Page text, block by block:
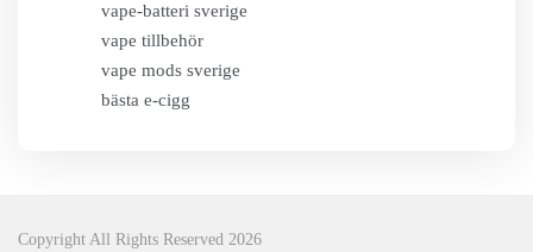
vape-batteri sverige
vape tillbehör
vape mods sverige
bästa e-cigg
Copyright All Rights Reserved 2026